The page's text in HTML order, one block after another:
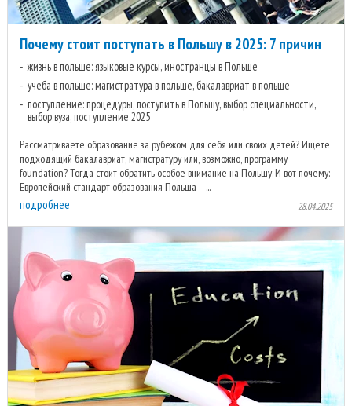
Почему стоит поступать в Польшу в 2025: 7 причин
жизнь в польше: языковые курсы, иностранцы в Польше
учеба в польше: магистратура в польше, бакалавриат в польше
поступление: процедуры, поступить в Польшу, выбор специальности,
выбор вуза, поступление 2025
Рассматриваете образование за рубежом для себя или своих детей? Ищете
подходящий бакалавриат, магистратуру или, возможно, программу
foundation? Тогда стоит обратить особое внимание на Польшу. И вот почему:
Европейский стандарт образования Польша – ...
подробнее 28.04.2025